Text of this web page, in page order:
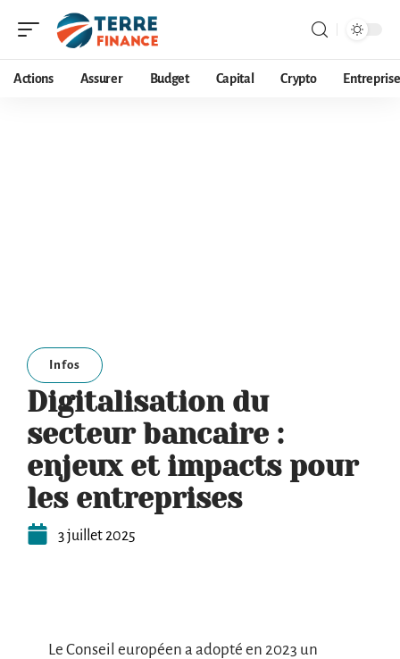
Actions Assurer Budget Capital Crypto Entreprise
Infos
Digitalisation du
secteur bancaire :
enjeux et impacts pour
les entreprises
3 juillet 2025
Le Conseil européen a adopté en 2023 un